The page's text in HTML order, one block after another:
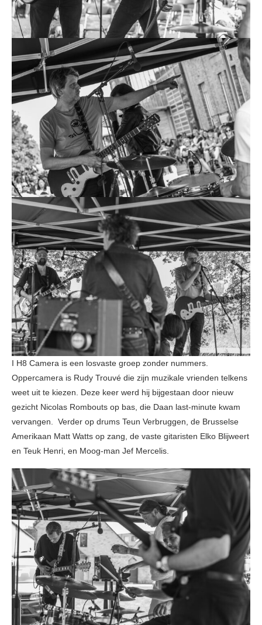
I H8 Camera is een losvaste groep zonder nummers.
Oppercamera is Rudy Trouvé die zijn muzikale vrienden telkens
weet uit te kiezen. Deze keer werd hij bijgestaan door nieuw
gezicht Nicolas Rombouts op bas, die Daan last-minute kwam
vervangen. Verder op drums Teun Verbruggen, de Brusselse
Amerikaan Matt Watts op zang, de vaste gitaristen Elko Blijweert
en Teuk Henri, en Moog-man Jef Mercelis.